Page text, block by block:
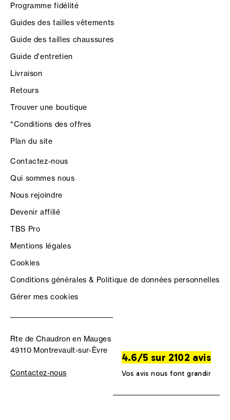
Programme fidélité
Guides des tailles vêtements
Guide des tailles chaussures
Guide d'entretien
Livraison
Retours
Trouver une boutique
*Conditions des offres
Plan du site
Contactez-nous
Qui sommes nous
Nous rejoindre
Devenir affilié
TBS Pro
Mentions légales
Cookies
Conditions générales & Politique de données personnelles
Gérer mes cookies
Rte de Chaudron en Mauges
49110 Montrevault-sur-Èvre
Contactez-nous
4.6/5 sur 2102 avis
Vos avis nous font grandir